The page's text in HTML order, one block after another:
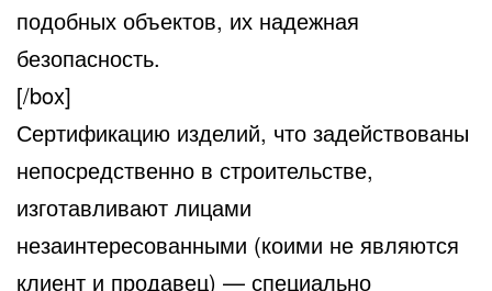
подобных объектов, их надежная
безопасность.
[/box]
Сертификацию изделий, что задействованы
непосредственно в строительстве,
изготавливают лицами
незаинтересованными (коими не являются
клиент и продавец) — специально